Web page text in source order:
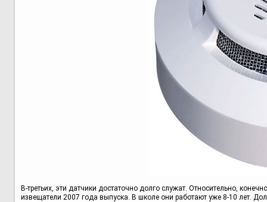
В-третьих, эти датчики достаточно долго служат. Относительно,
извещатели 2007 года выпуска. В школе они работают уже 8-10 лет.